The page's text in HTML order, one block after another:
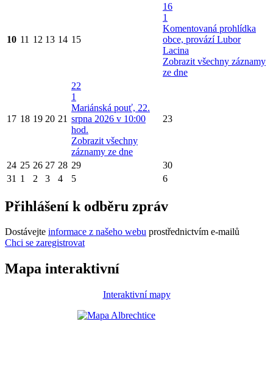
10 11 12 13 14 15
16
1
Komentovaná prohlídka
obce, provází Lubor
Lacina
Zobrazit všechny záznamy
ze dne
17 18 19 20 21
22
1
Mariánská pouť, 22.
srpna 2026 v 10:00
hod.
Zobrazit všechny
záznamy ze dne
23
24 25 26 27 28 29
30
31 1 2 3 4 5 6
Přihlášení k odběru zpráv
Dostávejte informace z našeho webu prostřednictvím e-mailů
Chci se zaregistrovat
Mapa interaktivní
Interaktivní mapy